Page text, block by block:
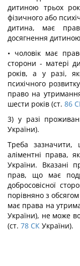
дитиною трьох
фізичного або
дитина, має
досягнення
• чоловік має
сторони - матері
років, а у разі,
психічного
право на
шести років (ст. 86
3) у разі
України).
Треба зазначити,
аліментні права,
України. Вказані
прав, що має
добросовісної
порівняно з
має права на
України), не може
(ст. 78 СК України).